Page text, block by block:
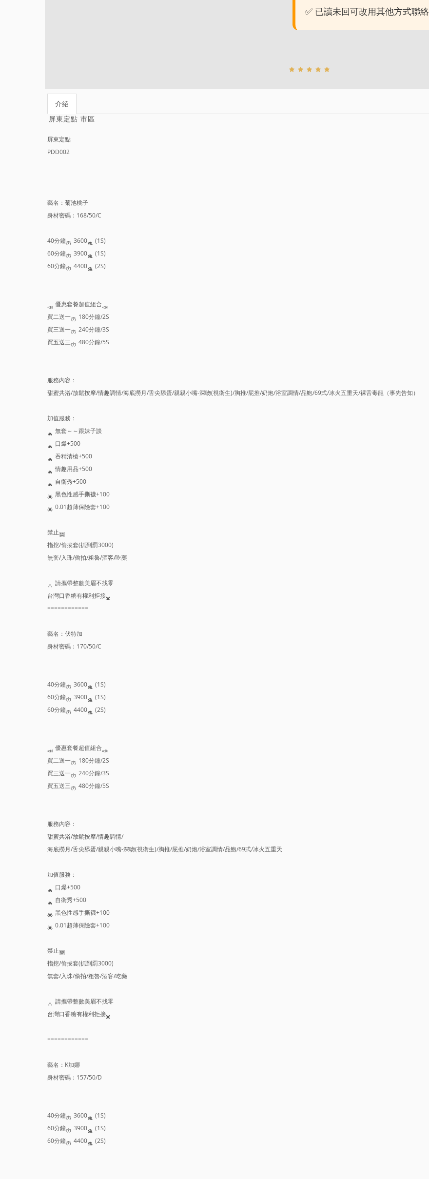
✅ 已讀未回可改用其他方式聯絡
介紹
屏東定點 市區
屏東定點
PDD002
藝名：菊池桃子
身材密碼：168/50/C
40分鐘 3600
(1S)
60分鐘
3900
(1S)
60分鐘
4400 (2S)
優惠套餐超值組合
買二送一
180分鐘/2S
買三送一
240分鐘/3S
買五送三
480分鐘/5S
服務內容：
甜蜜共浴/放鬆按摩/情趣調情/海底撈月/舌尖舔蛋/親親小嘴-深吻(視衛生)/胸推/屁推/奶炮/浴室調情/品鮑/69式/冰火五重天/裸舌毒龍（事先告知）
加值服務：
無套～～跟妹子談
口爆+500
吞精清槍+500
情趣用品+500
自衛秀+500
黑色性感手撕襪+100
0.01超薄保險套+100
禁止
指挖/偷拔套(抓到罰3000)
無套/入珠/偷拍/粗魯/酒客/吃藥
請攜帶整數美眉不找零
台灣口香糖有權利拒接
============
藝名：伏特加
身材密碼：170/50/C
40分鐘 3600
(1S)
60分鐘
3900
(1S)
60分鐘
4400 (2S)
優惠套餐超值組合
買二送一
180分鐘/2S
買三送一
240分鐘/3S
買五送三
480分鐘/5S
服務內容：
甜蜜共浴/放鬆按摩/情趣調情/
海底撈月/舌尖舔蛋/親親小嘴-深吻(視衛生)/胸推/屁推/奶炮/浴室調情/品鮑/69式/冰火五重天
加值服務：
口爆+500
自衛秀+500
黑色性感手撕襪+100
0.01超薄保險套+100
禁止
指挖/偷拔套(抓到罰3000)
無套/入珠/偷拍/粗魯/酒客/吃藥
請攜帶整數美眉不找零
台灣口香糖有權利拒接
============
藝名：K加娜
身材密碼：157/50/D
40分鐘 3600
(1S)
60分鐘
3900
(1S)
60分鐘
4400 (2S)